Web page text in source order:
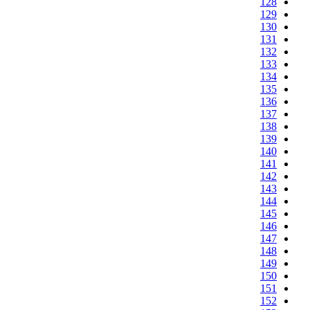
129
130
131
132
133
134
135
136
137
138
139
140
141
142
143
144
145
146
147
148
149
150
151
152